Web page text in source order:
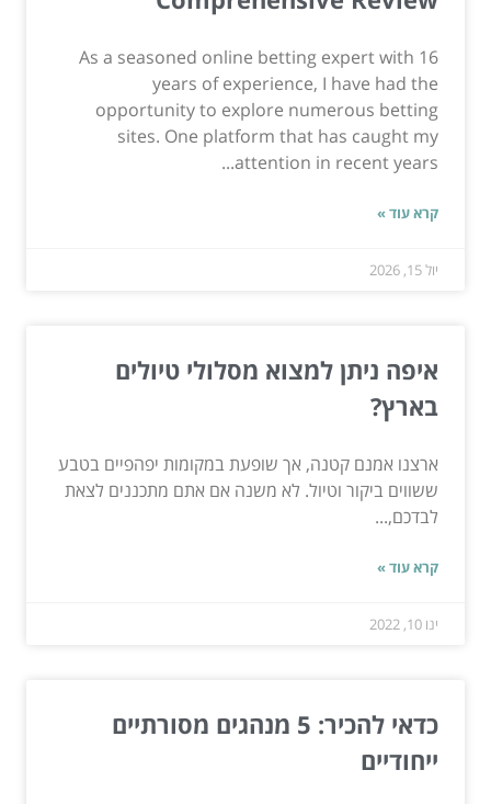
As a seasoned online betting expert with 16
years of experience, I have had the
opportunity to explore numerous betting
sites. One platform that has caught my
attention in recent years...
קרא עוד »
יול 15, 2026
איפה ניתן למצוא מסלולי טיולים
בארץ?
ארצנו אמנם קטנה, אך שופעת במקומות יפהפיים בטבע
ששווים ביקור וטיול. לא משנה אם אתם מתכננים לצאת
לבדכם,...
קרא עוד »
ינו 10, 2022
כדאי להכיר: 5 מנהגים מסורתיים
ייחודיים